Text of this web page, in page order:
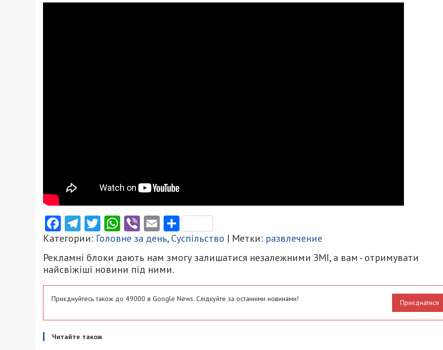
Facebook
Telegram
Twitter
WhatsApp
ViberEmailПоділитися
Категории: Головне за день,Суспільство | Метки: развлечение
Рекламні блоки дають нам змогу залишатися незалежними ЗМІ, а вам - отримувати
найсвіжіші новини під ними.
Приєднуйтесь також до 49000 в Google News. Слідкуйте за останніми новинами! Приєднатися
Читайте також